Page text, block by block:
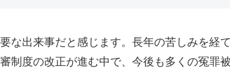
出来事だと感じます。長年の苦しみを経
制度の改正が進む中で、今後も多くの冤罪